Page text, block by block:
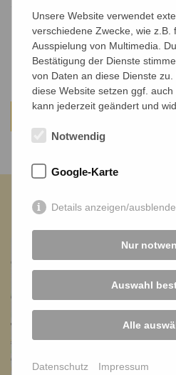
November
Montag - Freitag: 10:00 - 15:00
Dezember bis April:
Montag - Freitag: 10:00 - 15:00
Zur Karte
Unsere Website verwendet
verschiedene Zwecke, wie z.B.
Ausspielung von Multimedia.
Bestätigung der Dienste
von Daten an diese Dienste
diese Website setzen ggf.
kann jederzeit geändert und
Notwendig
Google-Karte
Details anzeigen/
Nur
Auswahl
Alle
Datenschutz Impressum